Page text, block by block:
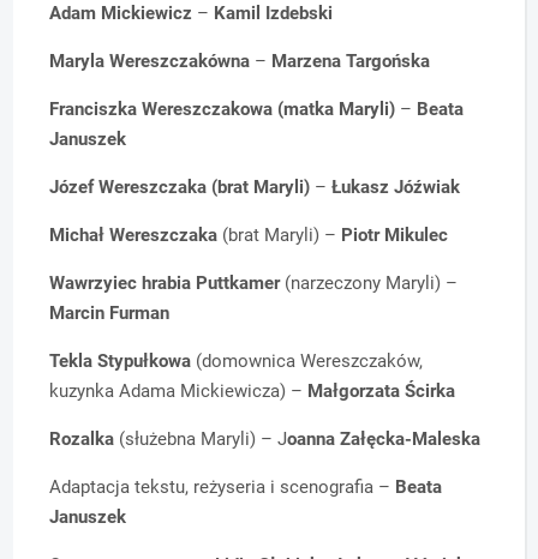
Adam Mickiewicz – Kamil Izdebski
Maryla Wereszczakówna – Marzena Targońska
Franciszka Wereszczakowa (matka Maryli) – Beata
Januszek
Józef Wereszczaka (brat Maryli) –Łukasz Jóźwiak
Michał Wereszczaka (brat Maryli) – Piotr Mikulec
Wawrzyiec hrabia Puttkamer(narzeczony Maryli) –
Marcin Furman
Tekla Stypułkowa (domownica Wereszczaków,
kuzynka Adama Mickiewicza) – Małgorzata Ścirka
Rozalka (służebna Maryli) – Joanna Załęcka-Maleska
Adaptacja tekstu, reżyseria i scenografia – Beata
Januszek